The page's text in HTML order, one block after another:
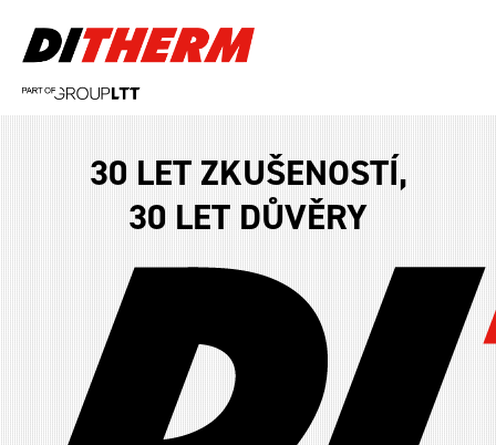
30 LET ZKUŠENOSTÍ,
30 LET DŮVĚRY